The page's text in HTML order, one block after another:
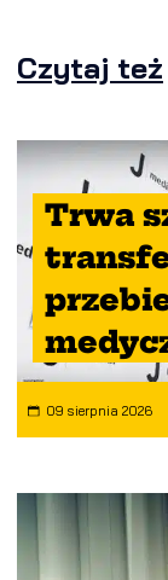
Czytaj też
Trwa
09 sierpnia 2026